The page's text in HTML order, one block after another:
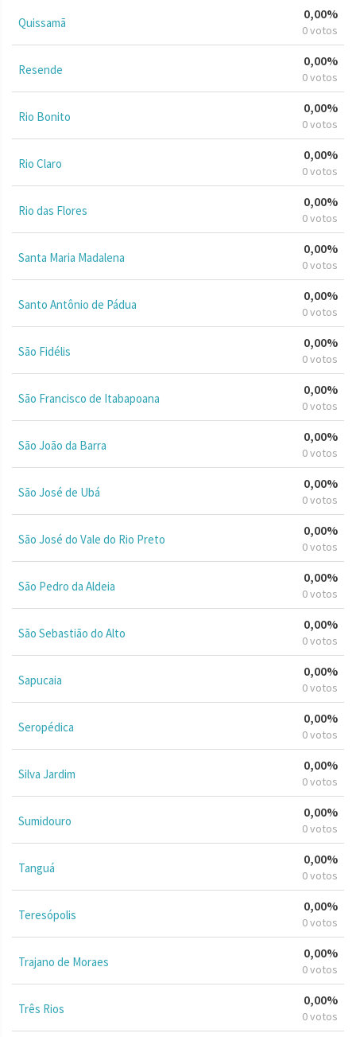
Quissamã
0,00%
0 votos
Resende
0,00%
0 votos
Rio Bonito
0,00%
0 votos
Rio Claro
0,00%
0 votos
Rio das Flores
0,00%
0 votos
Santa Maria Madalena
0,00%
0 votos
Santo Antônio de Pádua
0,00%
0 votos
São Fidélis
0,00%
0 votos
São Francisco de Itabapoana
0,00%
0 votos
São João da Barra
0,00%
0 votos
São José de Ubá
0,00%
0 votos
São José do Vale do Rio Preto
0,00%
0 votos
São Pedro da Aldeia
0,00%
0 votos
São Sebastião do Alto
0,00%
0 votos
Sapucaia
0,00%
0 votos
Seropédica
0,00%
0 votos
Silva Jardim
0,00%
0 votos
Sumidouro
0,00%
0 votos
Tanguá
0,00%
0 votos
Teresópolis
0,00%
0 votos
Trajano de Moraes
0,00%
0 votos
Três Rios
0,00%
0 votos